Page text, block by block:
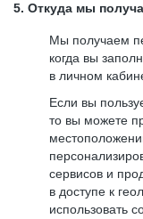
5. Откуда мы
Мы получаем
когда вы
в личном
Если вы
то вы можете
сервисов и
в доступе к
использовать